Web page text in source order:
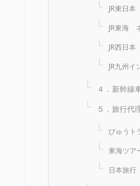
JR東日
JR東海
JR西日
JR九州イ
４．新幹線
５．旅行代
びゅうト
東海ツア
日本旅行